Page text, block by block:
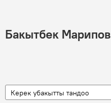
Бакытбек Марипов
Керек убакытты тандоо